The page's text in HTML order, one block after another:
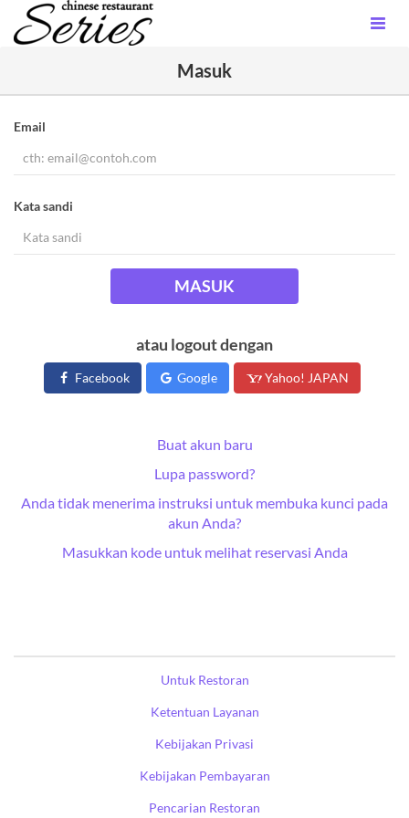
Masuk
Email
Kata sandi
MASUK
atau logout dengan
Facebook Google Yahoo! JAPAN
Buat akun baru
Lupa password?
Anda tidak menerima instruksi untuk membuka kunci pada
akun Anda?
Masukkan kode untuk melihat reservasi Anda
Untuk Restoran
Ketentuan Layanan
Kebijakan Privasi
Kebijakan Pembayaran
Pencarian Restoran